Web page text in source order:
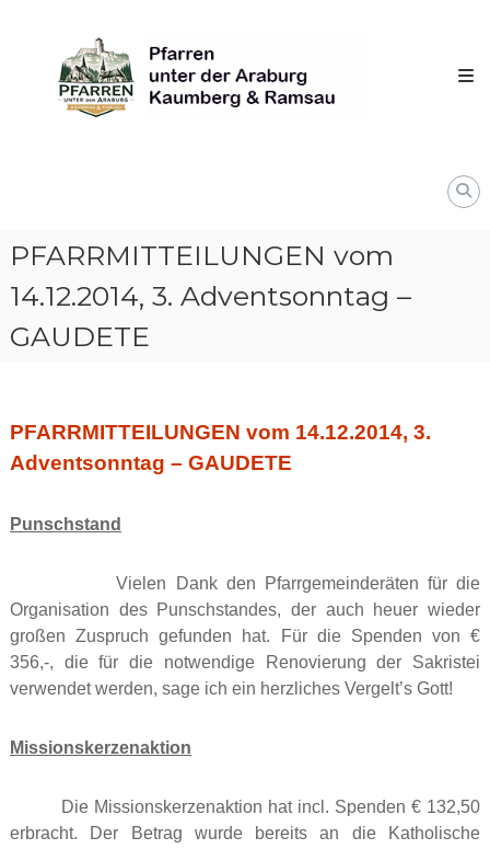
content
unter
derAraburg
Kaumberg
PFARRMITTEILUNGEN vom
14.12.2014, 3. Adventsonntag –
GAUDETE
PFARRMITTEILUNGEN vom 14.12.2014, 3.
Adventsonntag – GAUDETE
Punschstand
Vielen Dank den Pfarrgemeinderäten für die
Organisation des Punschstandes, der auch heuer wieder
großen Zuspruch gefunden hat. Für die Spenden von €
356,-, die für die notwendige Renovierung der Sakristei
verwendet werden, sage ich ein herzliches Vergelt’s Gott!
Missionskerzenaktion
Die Missionskerzenaktion hat incl. Spenden € 132,50
erbracht. Der Betrag wurde bereits an die Katholische